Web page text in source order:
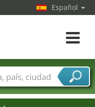
Español
toggle
Ciudades